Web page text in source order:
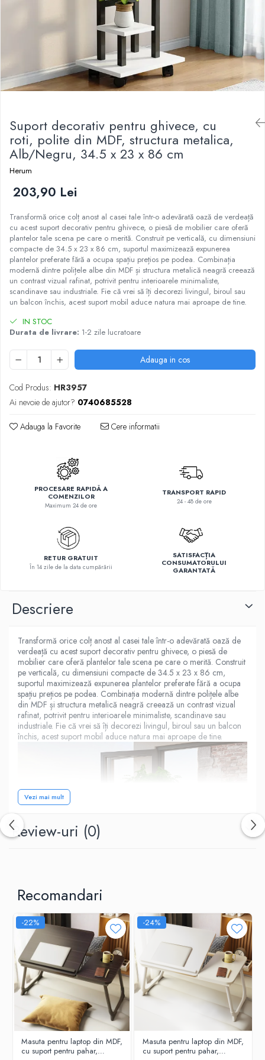
Suport decorativ pentru ghivece, cu
roti, polite din MDF, structura metalica,
Alb/Negru, 34.5 x 23 x 86 cm
Herum
203,90 Lei
Transformă orice colț anost al casei tale într-o adevărată oază de verdeață
cu acest suport decorativ pentru ghivece, o piesă de mobilier care oferă
plantelor tale scena pe care o merită. Construit pe verticală, cu dimensiuni
compacte de 34.5 x 23 x 86 cm, suportul maximizează expunerea
plantelor preferate fără a ocupa spațiu prețios pe podea. Combinația
modernă dintre polițele albe din MDF și structura metalică neagră creează
un contrast vizual rafinat, potrivit pentru interioarele minimaliste,
scandinave sau industriale. Fie că vrei să îți decorezi livingul, biroul sau
un balcon închis, acest suport mobil aduce natura mai aproape de tine.
IN STOC
Durata de livrare: 1-2 zile lucratoare
Adauga in cos
Cod Produs: HR3957
Ai nevoie de ajutor? 0740685528
Adauga la Favorite Cere informatii
PROCESARE RAPIDĂ A
COMENZILOR
Maximum 24 de ore
TRANSPORT RAPID
24 - 48 de ore
RETUR GRATUIT
În 14 zile de la data cumpărării
SATISFACȚIA
CONSUMATORULUI
GARANTATĂ
Descriere
Transformă orice colț anost al casei tale într-o adevărată oază de
verdeață cu acest suport decorativ pentru ghivece, o piesă de
mobilier care oferă plantelor tale scena pe care o merită. Construit
pe verticală, cu dimensiuni compacte de 34.5 x 23 x 86 cm,
suportul maximizează expunerea plantelor preferate fără a ocupa
spațiu prețios pe podea. Combinația modernă dintre polițele albe
din MDF și structura metalică neagră creează un contrast vizual
rafinat, potrivit pentru interioarele minimaliste, scandinave sau
industriale. Fie că vrei să îți decorezi livingul, biroul sau un balcon
închis, acest suport mobil aduce natura mai aproape de tine.
Specificații tehnice
Dimensiuni: 34.5 x 23 x 86 cm
Materiale: Polițe din MDF și structură de susținere din metal.
Vezi mai mult
Review-uri (0)
Recomandari
-22%
Masuta pentru laptop din MDF,
cu suport pentru pahar,
-24%
Masuta pentru laptop din MDF,
cu suport pentru pahar,